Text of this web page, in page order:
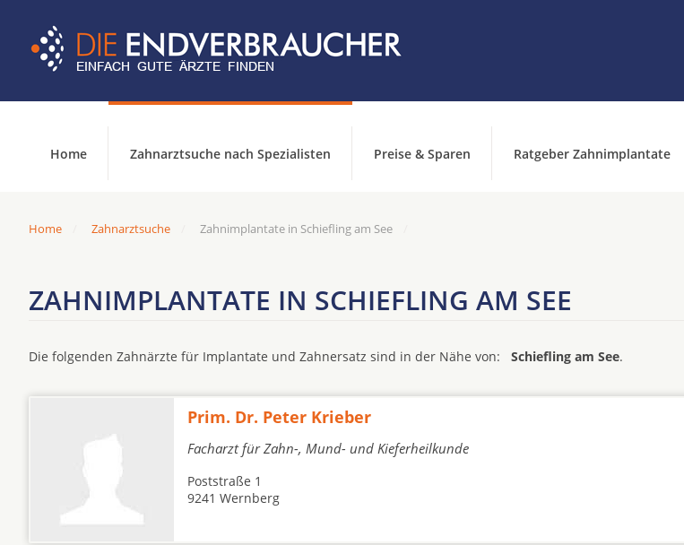
Home Zahnarztsuche nach Spezialisten Preise & Sparen Ratgeber Zahnimplantate
Home Zahnarztsuche Zahnimplantate in Schiefling am See
ZAHNIMPLANTATE IN SCHIEFLING AM SEE
Die folgenden Zahnärzte für Implantate und Zahnersatz sind in der Nähe von: Schiefling am See.
Prim. Dr. Peter Krieber
Facharzt für Zahn-, Mund- und Kieferheilkunde
Poststraße 1
9241 Wernberg